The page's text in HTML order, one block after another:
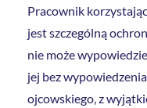
Pracownik
jest szczególną
nie może
jej bez
ojcowskiego, z